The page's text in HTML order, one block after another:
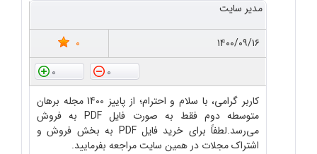
مدیر سایت
۱۴۰۰/۰۹/۱۶
0
0
0
کاربر گرامی، با سلام و احترام؛ از پاییز 1400 مجله برهان
متوسطه دوم فقط به صورت فایل PDF به فروش
می‌رسد.لطفاً برای خرید فایل PDF به بخش فروش و
اشتراک مجلات در همین سایت مراجعه بفرمایید.